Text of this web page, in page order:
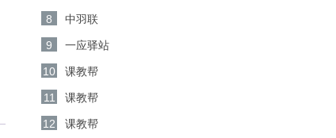
8 中羽联
9 一应驿站
10 课教帮
11 课教帮
12 课教帮